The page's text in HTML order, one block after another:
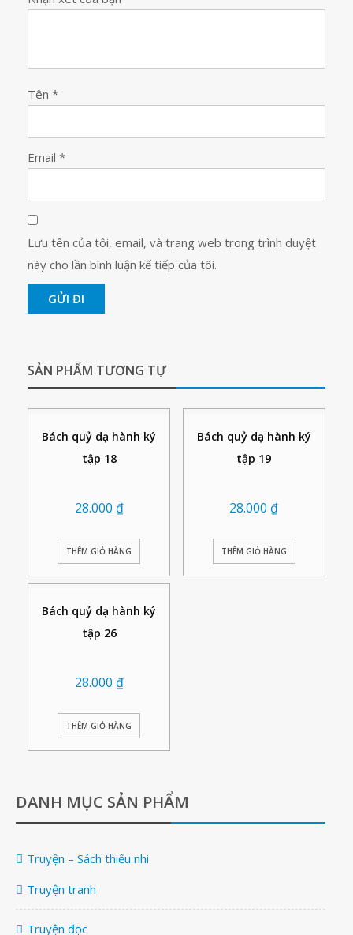
Tên *
Email *
Lưu tên của tôi, email, và trang web trong trình duyệt
này cho lần bình luận kế tiếp của tôi.
SẢN PHẨM TƯƠNG TỰ
Bách quỷ dạ hành ký
tập 18
28.000 ₫
THÊM GIỎ HÀNG
Bách quỷ dạ hành ký
tập 19
28.000 ₫
THÊM GIỎ HÀNG
Bách quỷ dạ hành ký
tập 26
28.000 ₫
THÊM GIỎ HÀNG
DANH MỤC SẢN PHẨM
Truyện – Sách thiếu nhi
Truyện tranh
Truyện đọc